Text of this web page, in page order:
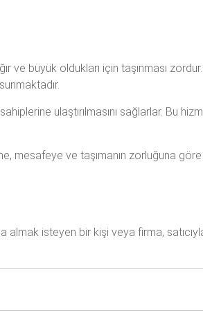
ve büyük oldukları için taşınması zordur.
ulaştırılmasını sağlarlar. Bu
mesafeye ve taşımanın zorluğuna
isteyen bir kişi veya firma,